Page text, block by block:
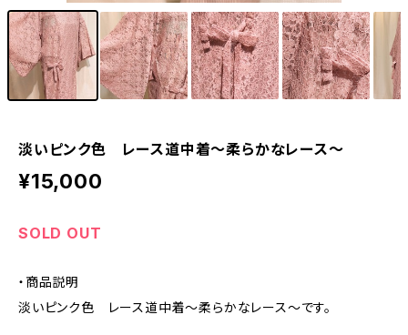
淡いピンク色 レース道中着〜柔らかなレース〜
¥15,000
SOLD OUT
・商品説明
淡いピンク色 レース道中着〜柔らかなレース〜です。